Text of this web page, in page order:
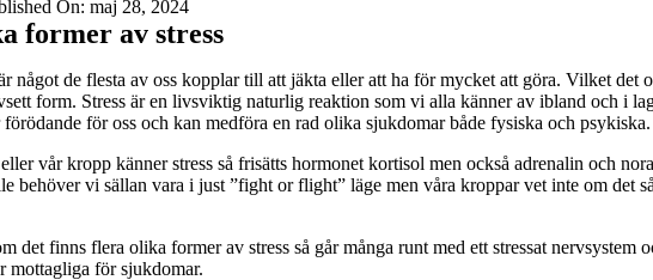
On: maj 28, 2024
former av stress
något de flesta av oss kopplar till att jäkta eller att ha för mycket att göra. Vilket
form. Stress är en livsviktig naturlig reaktion som vi alla känner av ibland och i
förödande för oss och kan medföra en rad olika sjukdomar både fysiska och psykiska.
vår kropp känner stress så frisätts hormonet kortisol men också adrenalin och
behöver vi sällan vara i just ”fight or flight” läge men våra kroppar vet inte om det
det finns flera olika former av stress så går många runt med ett stressat
mottagliga för sjukdomar.